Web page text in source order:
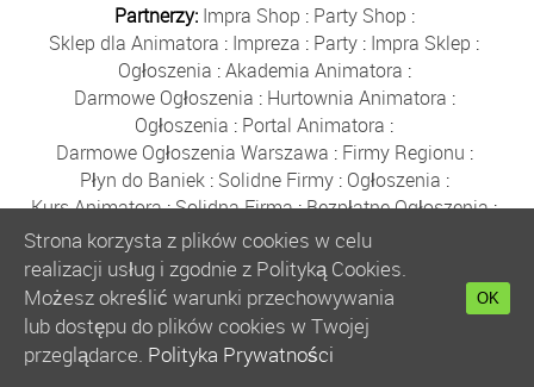
Partnerzy: Impra Shop : Party Shop :
Sklep dla Animatora : Impreza : Party : Impra Sklep :
Ogłoszenia :Akademia Animatora :
Darmowe Ogłoszenia : Hurtownia Animatora :
Ogłoszenia : Portal Animatora :
Darmowe Ogłoszenia Warszawa : Firmy Regionu :
Płyn do Baniek: Solidne Firmy: Ogłoszenia :
Kurs Animatora:Solidna Firma:Bezpłatne Ogłoszenia:
Animator Czasu Wolnego:
Bezpłatne Ogłoszenia Warszawa:sklep animatora
Bańki Mydlane:Bezpłatne Ogłoszenia
Szkolenie Animatorów:Kurs Animatora
:
Kurs Animatora Warszawa :Rumia
Kurs Animatora Poznań:
Strona korzysta z plików cookies w celu
realizacji usług i zgodnie z Polityką Cookies.
Możesz określić warunki przechowywania
lub dostępu do plików cookies w Twojej
przeglądarce. Polityka Prywatności
OK